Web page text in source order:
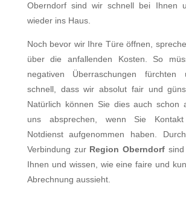
Oberndorf sind wir schnell bei Ihnen
wieder ins Haus.
Noch bevor wir Ihre Türe öffnen,
über die anfallenden Kosten. So
negativen Überraschungen fürchten
schnell, dass wir absolut fair und
Natürlich können Sie dies auch schon
uns absprechen, wenn Sie
Notdienst aufgenommen haben.
Verbindung zur Region Oberndorf
Ihnen und wissen, wie eine faire und
Abrechnung aussieht.